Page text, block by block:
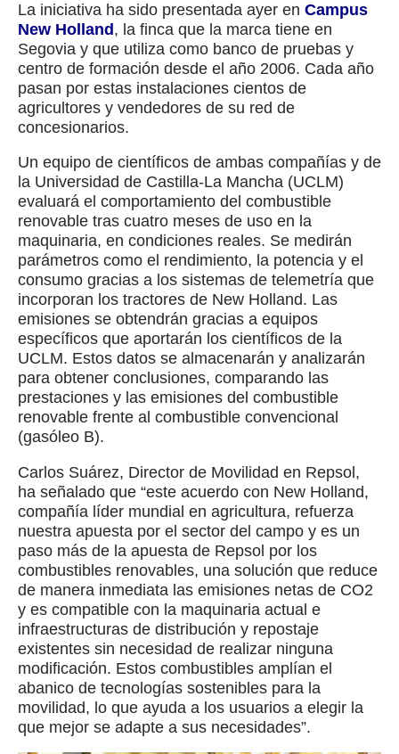
La iniciativa ha sido presentada ayer en Campus
New Holland , la finca que la marca tiene en
Segovia y que utiliza como banco de pruebas y
centro de formación desde el año 2006. Cada año
pasan por estas instalaciones cientos de
agricultores y vendedores de su red de
concesionarios.
Un equipo de científicos de ambas compañías y de
la Universidad de Castilla-La Mancha (UCLM)
evaluará el comportamiento del combustible
renovable tras cuatro meses de uso en la
maquinaria, en condiciones reales. Se medirán
parámetros como el rendimiento, la potencia y el
consumo gracias a los sistemas de telemetría que
incorporan los tractores de New Holland. Las
emisiones se obtendrán gracias a equipos
específicos que aportarán los científicos de la
UCLM. Estos datos se almacenarán y analizarán
para obtener conclusiones, comparando las
prestaciones y las emisiones del combustible
renovable frente al combustible convencional
(gasóleo B).
Carlos Suárez, Director de Movilidad en Repsol,
ha señalado que “este acuerdo con New Holland,
compañía líder mundial en agricultura, refuerza
nuestra apuesta por el sector del campo y es un
paso más de la apuesta de Repsol por los
combustibles renovables, una solución que reduce
de manera inmediata las emisiones netas de CO2
y es compatible con la maquinaria actual e
infraestructuras de distribución y repostaje
existentes sin necesidad de realizar ninguna
modificación. Estos combustibles amplían el
abanico de tecnologías sostenibles para la
movilidad, lo que ayuda a los usuarios a elegir la
que mejor se adapte a sus necesidades”.